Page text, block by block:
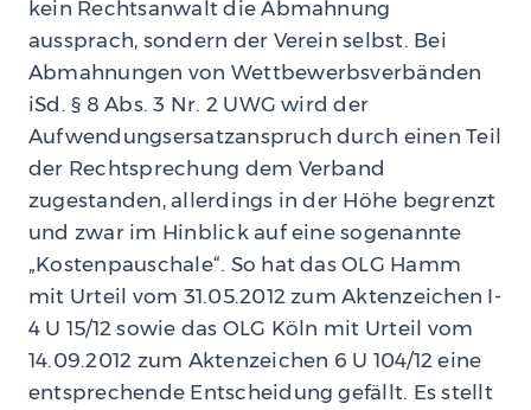
kein Rechtsanwalt die Abmahnung
aussprach, sondern der Verein selbst. Bei
Abmahnungen von Wettbewerbsverbänden
iSd. § 8 Abs. 3 Nr. 2 UWG wird der
Aufwendungsersatzanspruch durch einen Teil
der Rechtsprechung dem Verband
zugestanden, allerdings in der Höhe begrenzt
und zwar im Hinblick auf eine sogenannte
„Kostenpauschale“. So hat das OLG Hamm
mit Urteil vom 31.05.2012 zum Aktenzeichen I-
4 U 15/12 sowie das OLG Köln mit Urteil vom
14.09.2012 zum Aktenzeichen 6 U 104/12 eine
entsprechende Entscheidung gefällt. Es stellt